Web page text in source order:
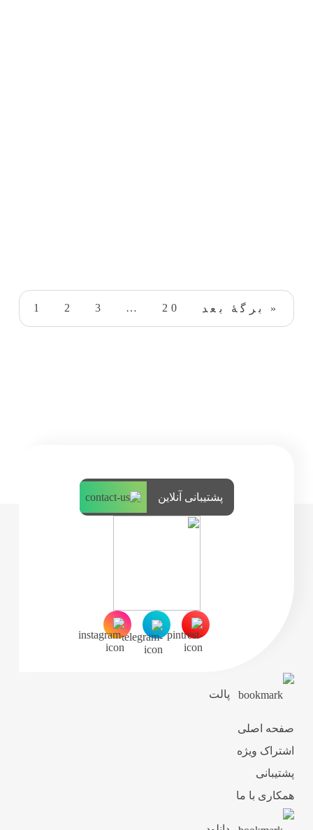
1 2 3 … 20 برگهٔ بعد »
پالت
صفحه اصلی
اشتراک ویژه
پشتیبانی
همکاری با ما
پشتیبانی آنلاین